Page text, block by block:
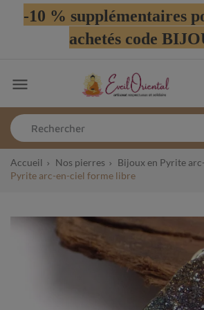
-10 % supplémentaires
achetés code

Accueil Nos pierres Bijoux en Pyrite
Pyrite arc-en-ciel forme libre